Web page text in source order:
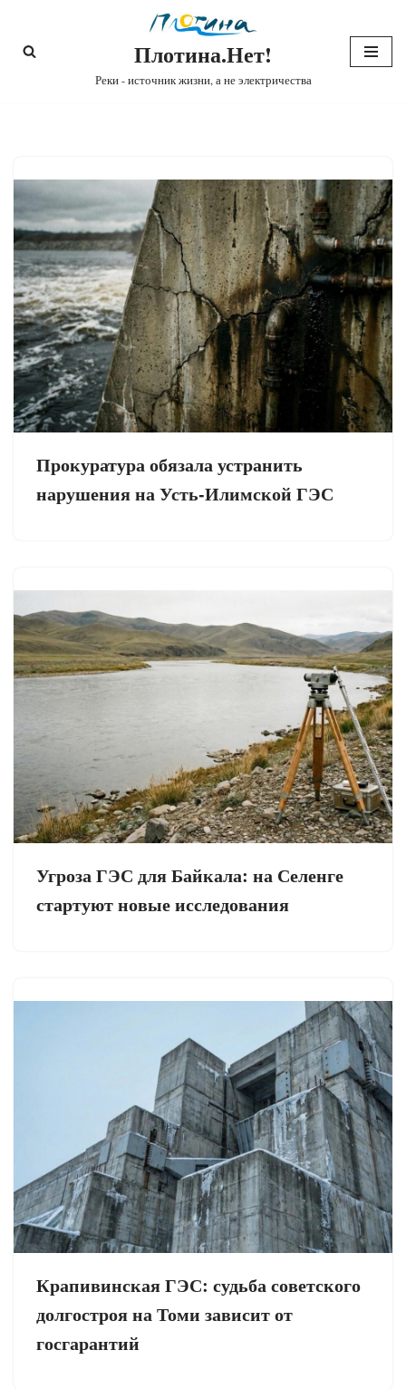
Перейти
Плотина.Нет!
Реки - источник жизни, а не электричества
Прокуратура обязала устранить
нарушения на Усть-Илимской ГЭС
Угроза ГЭС для Байкала: на Селенге
стартуют новые исследования
Крапивинская ГЭС: судьба советского
долгостроя на Томи зависит от
госгарантий